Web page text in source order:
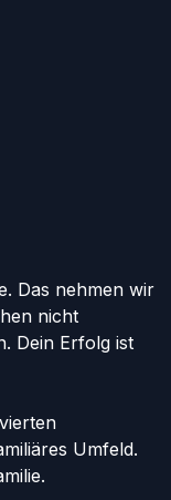
Das nehmen wir
nicht
Dein Erfolg ist
Umfeld.